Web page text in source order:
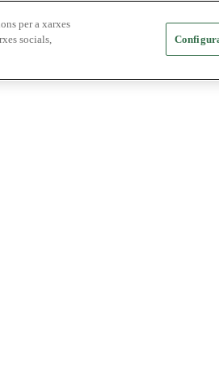
per a xarxes
socials,